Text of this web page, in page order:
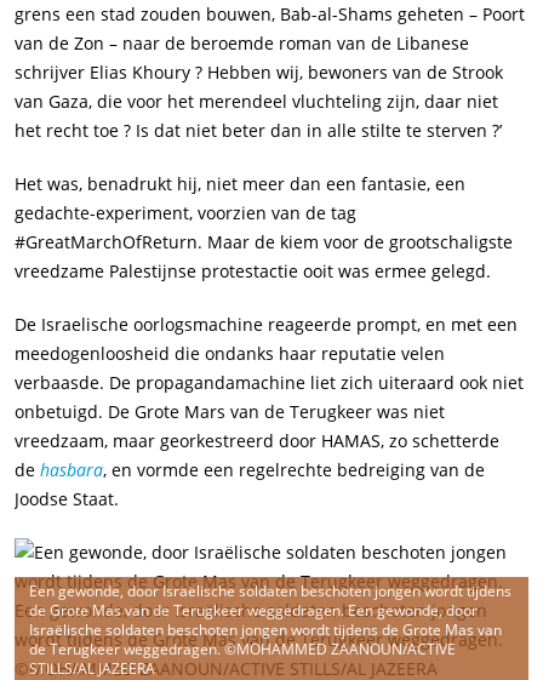
grens een stad zouden bouwen, Bab-al-Shams geheten – Poort
van de Zon – naar de beroemde roman van de Libanese
schrijver Elias Khoury ? Hebben wij, bewoners van de Strook
van Gaza, die voor het merendeel vluchteling zijn, daar niet
het recht toe ? Is dat niet beter dan in alle stilte te sterven ?’
Het was, benadrukt hij, niet meer dan een fantasie, een
gedachte-experiment, voorzien van de tag
#GreatMarchOfReturn. Maar de kiem voor de grootschaligste
vreedzame Palestijnse protestactie ooit was ermee gelegd.
De Israelische oorlogsmachine reageerde prompt, en met een
meedogenloosheid die ondanks haar reputatie velen
verbaasde. De propagandamachine liet zich uiteraard ook niet
onbetuigd. De Grote Mars van de Terugkeer was niet
vreedzaam, maar georkestreerd door HAMAS, zo schetterde
de hasbara, en vormde een regelrechte bedreiging van de
Joodse Staat.
Een gewonde, door Israëlische soldaten beschoten jongen wordt tijdens
de Grote Mas van de Terugkeer weggedragen. Een gewonde, door
Israëlische soldaten beschoten jongen wordt tijdens de Grote Mas van
de Terugkeer weggedragen. ©MOHAMMED ZAANOUN/ACTIVE
STILLS/AL JAZEERA